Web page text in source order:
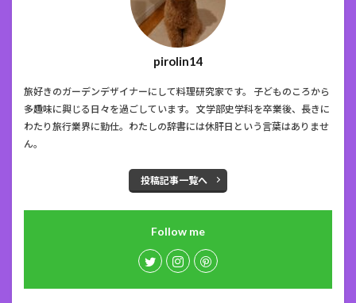
pirolin14
旅好きのガーデンデザイナーにして料理研究家です。 子どものころから
多趣味に興じる日々を過ごしています。 文学部史学科を卒業後、長きに
わたり旅行業界に勤仕。わたしの辞書には休肝日という言葉はありませ
ん。
投稿記事一覧へ
Follow me